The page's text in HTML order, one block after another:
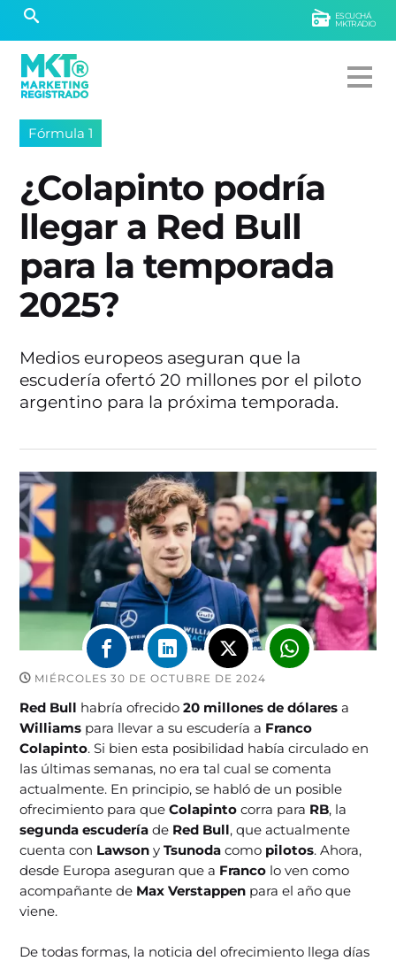
ESCUCHÁ
MKTRADIO
Fórmula 1
¿Colapinto podría
llegar a Red Bull
para la temporada
2025?
Medios europeos aseguran que la
escudería ofertó 20 millones por el piloto
argentino para la próxima temporada.
MIÉRCOLES 30 DE OCTUBRE DE 2024
Red Bull habría ofrecido20 millones de dólaresa
Williams para llevar a su escudería a Franco
Colapinto. Si bien esta posibilidad había circulado en
las últimas semanas, no era tal cual se comenta
actualmente. En principio, se habló de un posible
ofrecimiento para queColapintocorra para RB, la
segunda escuderíade Red Bull, que actualmente
cuenta con LawsonyTsunodacomo pilotos. Ahora,
desde Europa aseguran que a Franco lo ven como
acompañante de Max Verstappen para el año que
viene.
De todas formas, la noticia del ofrecimiento llega días